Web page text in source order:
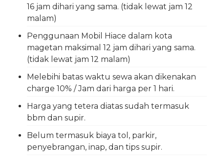
16 jam dihari yang sama. (tidak lewat jam 12
malam)
Penggunaan Mobil Hiace dalam kota
magetan maksimal 12 jam dihari yang sama.
(tidak lewat jam 12 malam)
Melebihi batas waktu sewa akan dikenakan
charge 10% / Jam dari harga per 1 hari.
Harga yang tetera diatas sudah termasuk
bbm dan supir.
Belum termasuk biaya tol, parkir,
penyebrangan, inap, dan tips supir.